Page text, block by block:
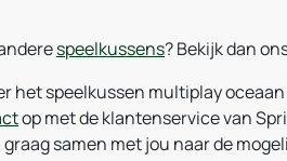
speelkussens? Bekijk dan
het speelkussen multiplay
op met de klantenservice van
samen met jou naar de